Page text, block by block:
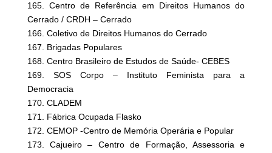
165. Centro de Referência em Direitos Humanos do
Cerrado / CRDH – Cerrado
166. Coletivo de Direitos Humanos do Cerrado
167. Brigadas Populares
168. Centro Brasileiro de Estudos de Saúde- CEBES
169. SOS Corpo – Instituto Feminista para a
Democracia
170. CLADEM
171. Fábrica Ocupada Flasko
172. CEMOP -Centro de Memória Operária e Popular
173. Cajueiro – Centro de Formação, Assessoria e